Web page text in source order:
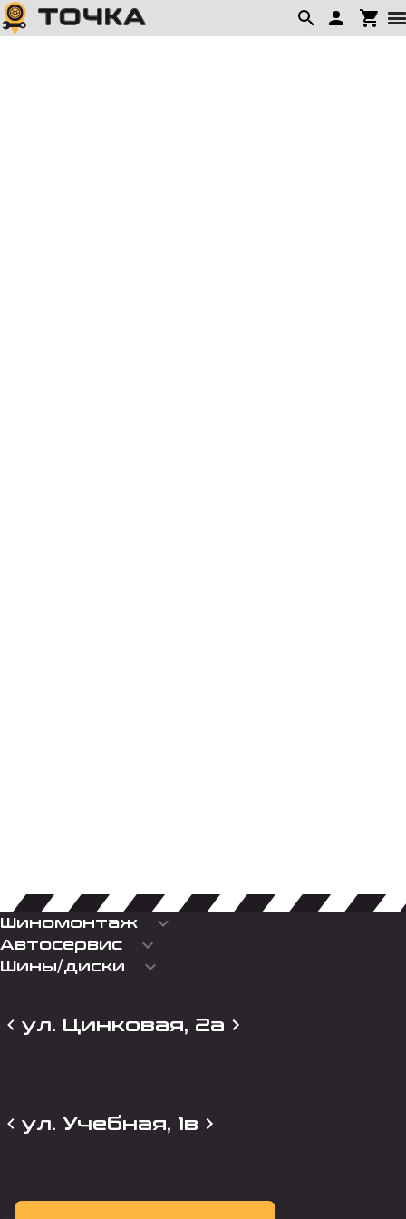
Шиномонтаж keyboard_arrow_down
Автосервис keyboard_arrow_down
Шины/диски keyboard_arrow_down
ул. Цинковая, 2а
ул. Учебная, 1в